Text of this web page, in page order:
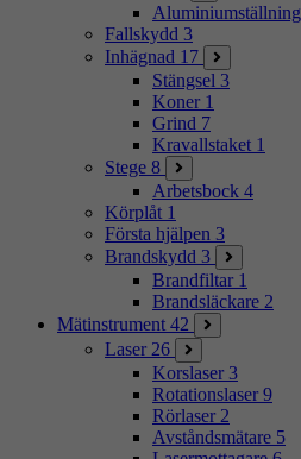
Aluminiumställning
Fallskydd 3
Inhägnad 17
Stängsel 3
Koner 1
Grind 7
Kravallstaket 1
Stege 8
Arbetsbock 4
Körplåt 1
Första hjälpen 3
Brandskydd 3
Brandfiltar 1
Brandsläckare 2
Mätinstrument 42
Laser 26
Korslaser 3
Rotationslaser 9
Rörlaser 2
Avståndsmätare 5